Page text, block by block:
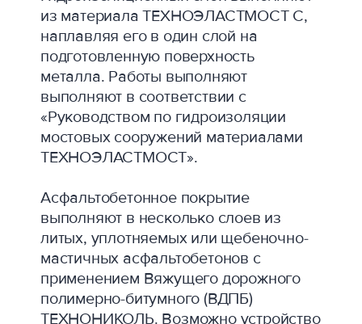
из материала ТЕХНОЭЛАСТМОСТ С,
наплавляя его в один слой на
подготовленную поверхность
металла. Работы выполняют
выполняют в соответствии с
«Руководством по гидроизоляции
мостовых сооружений материалами
ТЕХНОЭЛАСТМОСТ».
Асфальтобетонное покрытие
выполняют в несколько слоев из
литых, уплотняемых или щебеночно-
мастичных асфальтобетонов с
применением Вяжущего дорожного
полимерно-битумного (ВДПБ)
ТЕХНОНИКОЛЬ. Возможно устройство